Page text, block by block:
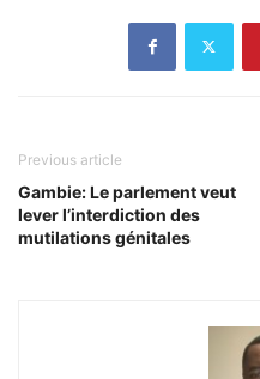
Previous article
Gambie: Le parlement veut
lever l’interdiction des
mutilations génitales